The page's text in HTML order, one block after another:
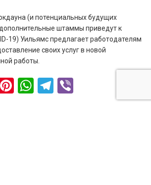
(и потенциальных будущих
штаммы приведут к
19) Уильямс предлагает работодателям
своих услуг в новой
работы.
Pinterest
WhatsApp
Telegram